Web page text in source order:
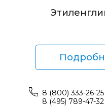
8 (800) 333-26-
8 (495) 789-47-